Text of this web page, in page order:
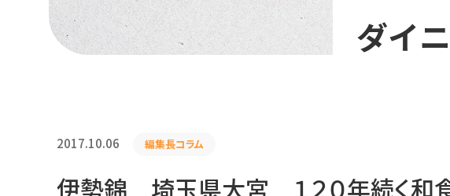
ダイ
2017.10.06 編集長コラム
伊勢錦 埼玉県大宮 １２０年続く和